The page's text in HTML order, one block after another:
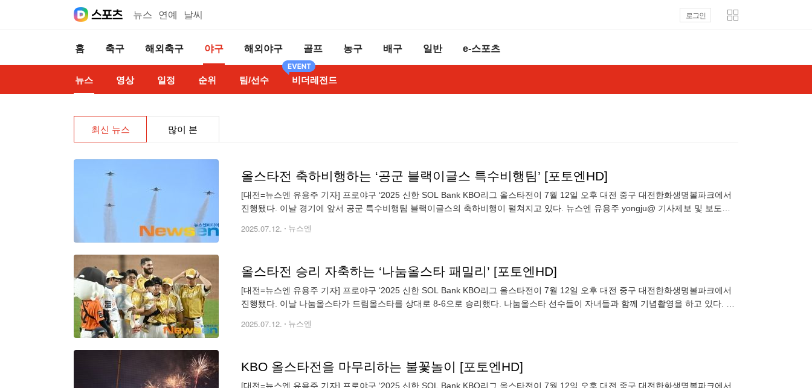
뉴스 연예 날씨 로그인
홈 축구 해외축구 야구 해외야구 골프 농구 배구 일반 e-스포츠
뉴스 영상 일정 순위 팀/선수 비더레전드
최신 뉴스 많이 본
올스타전 축하비행하는 ‘공군 블랙이글스 특수비행팀’ [포토엔HD]
[대전=뉴스엔 유용주 기자] 프로야구 ‘2025 신한 SOL Bank KBO리그 올스타전이 7월 12일 오후 대전 중구 대전한화생명볼파크에서
진행됐다. 이날 경기에 앞서 공군 특수비행팀 블랙이글스의 축하비행이 펼쳐지고 있다. 뉴스엔 유용주 yongju@ 기사제보 및 보도자
2025.07.12. 뉴스엔
올스타전 승리 자축하는 ‘나눔올스타 패밀리’ [포토엔HD]
[대전=뉴스엔 유용주 기자] 프로야구 ‘2025 신한 SOL Bank KBO리그 올스타전이 7월 12일 오후 대전 중구 대전한화생명볼파크에서
진행됐다. 이날 나눔올스타가 드림올스타를 상대로 8-6으로 승리했다. 나눔올스타 선수들이 자녀들과 함께 기념촬영을 하고 있다. 뉴
2025.07.12. 뉴스엔
KBO 올스타전을 마무리하는 불꽃놀이 [포토엔HD]
[대전=뉴스엔 유용주 기자] 프로야구 ‘2025 신한 SOL Bank KBO리그 올스타전이 7월 12일 오후 대전 중구 대전한화생명볼파크에서